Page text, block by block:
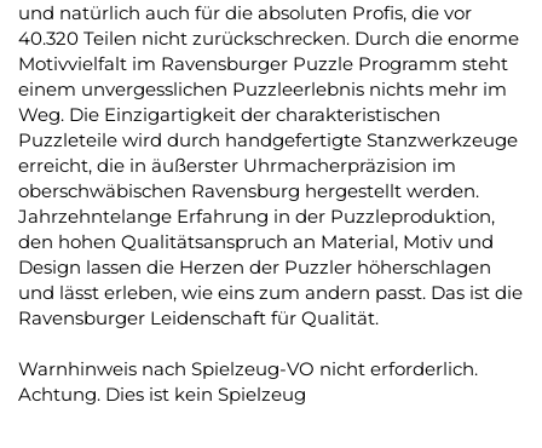
und natürlich auch für die absoluten Profis, die vor
40.320 Teilen nicht zurückschrecken. Durch die enorme
Motivvielfalt im Ravensburger Puzzle Programm steht
einem unvergesslichen Puzzleerlebnis nichts mehr im
Weg. Die Einzigartigkeit der charakteristischen
Puzzleteile wird durch handgefertigte Stanzwerkzeuge
erreicht, die in äußerster Uhrmacherpräzision im
oberschwäbischen Ravensburg hergestellt werden.
Jahrzehntelange Erfahrung in der Puzzleproduktion,
den hohen Qualitätsanspruch an Material, Motiv und
Design lassen die Herzen der Puzzler höherschlagen
und lässt erleben, wie eins zum andern passt. Das ist die
Ravensburger Leidenschaft für Qualität.
Warnhinweis nach Spielzeug-VO nicht erforderlich.
Achtung. Dies ist kein Spielzeug